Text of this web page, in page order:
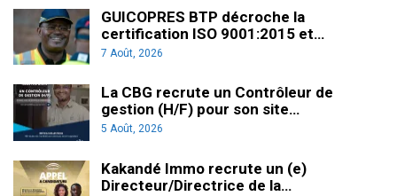
GUICOPRES BTP décroche la
certification ISO 9001:2015 et…
7 Août, 2026
La CBG recrute un Contrôleur de
gestion (H/F) pour son site…
5 Août, 2026
Kakandé Immo recrute un (e)
Directeur/Directrice de la…